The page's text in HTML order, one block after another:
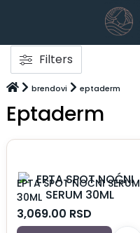
Filters
brendovi eptaderm
Eptaderm
EPTA SPOT NOĆNI SERUM
30ML
3,069.00 RSD